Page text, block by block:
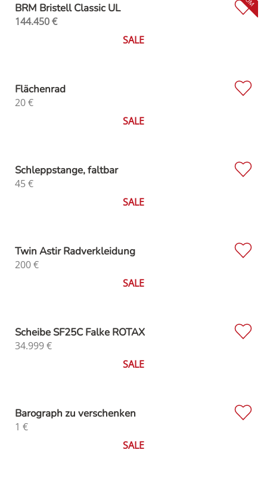
BRM Bristell Classic UL
144.450€
SALE
Flächenrad
20€
SALE
Schleppstange, faltbar
45€
SALE
Twin Astir Radverkleidung
200€
SALE
Scheibe SF25C Falke ROTAX
34.999€
SALE
Barograph zu verschenken
1 €
SALE